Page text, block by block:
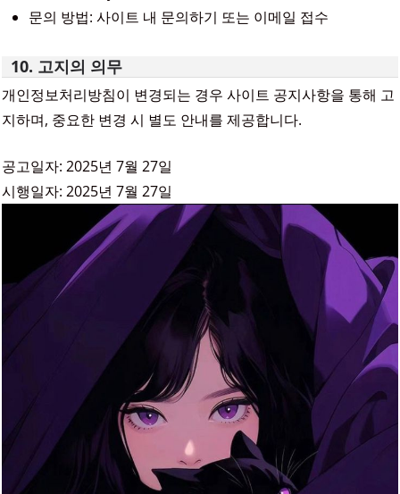
문의 방법: 사이트 내 문의하기 또는 이메일 접수
10. 고지의 의무
개인정보처리방침이 변경되는 경우 사이트 공지사항을 통해 고
지하며, 중요한 변경 시 별도 안내를 제공합니다.
공고일자: 2025년 7월 27일
시행일자: 2025년 7월 27일